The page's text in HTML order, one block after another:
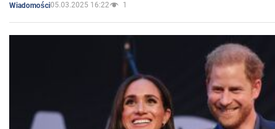
Wiadomości05.03.2025 16:22 1